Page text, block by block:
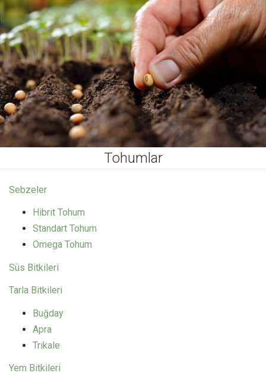
Tohumlar
Sebzeler
Hibrit Tohum
Standart Tohum
Omega Tohum
Süs Bitkileri
Tarla Bitkileri
Buğday
Apra
Trikale
Yem Bitkileri